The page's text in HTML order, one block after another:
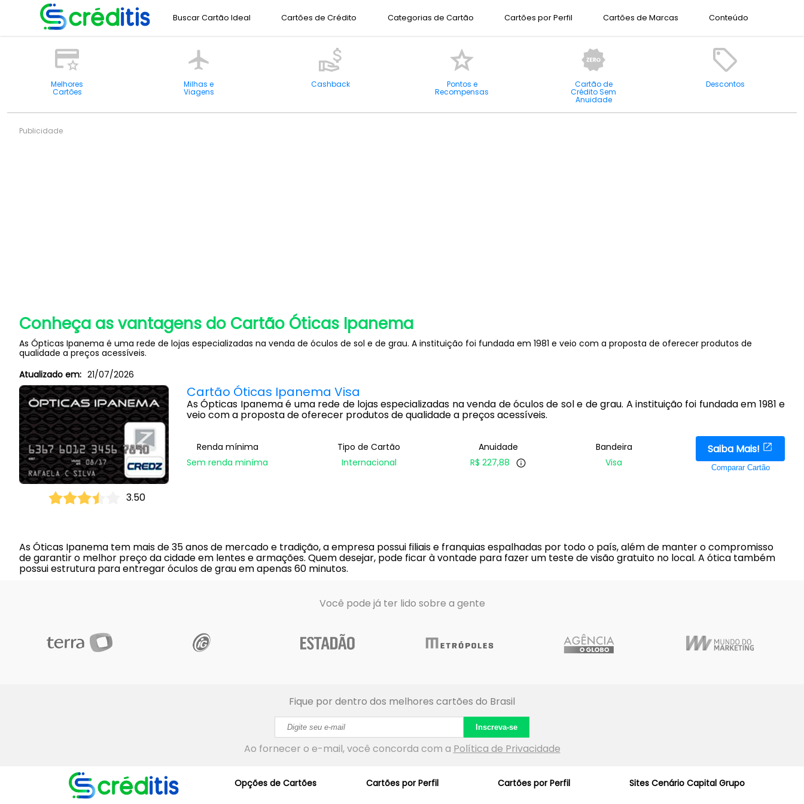
Buscar Cartão Ideal Cartões de Crédito Categorias de Cartão Cartões por Perfil Cartões de Marcas Conteúdo
Melhores
Cartões
Milhas e
Viagens
Cashback Pontos e
Recompensas
Cartão de
Crédito Sem
Anuidade
Descontos
Publicidade
Conheça as vantagens do Cartão Óticas Ipanema
As Ópticas Ipanema é uma rede de lojas especializadas na venda de óculos de sol e de grau. A instituição foi fundada em 1981 e veio com a proposta de oferecer produtos de
qualidade a preços acessíveis.
Atualizado em: 21/07/2026
3.50
Cartão Óticas Ipanema Visa
As Ópticas Ipanema é uma rede de lojas especializadas na venda de óculos de sol e de grau. A instituição foi fundada em 1981 e
veio com a proposta de oferecer produtos de qualidade a preços acessíveis.
Renda mínima
Sem renda miníma
Tipo de Cartão
Internacional
Anuidade
R$ 227,88
Bandeira
Visa
Saiba Mais!
Comparar Cartão
As Óticas Ipanema tem mais de 35 anos de mercado e tradição, a empresa possui filiais e franquias espalhadas por todo o país, além de manter o compromisso
de garantir o melhor preço da cidade em lentes e armações. Quem desejar, pode ficar à vontade para fazer um teste de visão gratuito no local. A ótica também
possui estrutura para entregar óculos de grau em apenas 60 minutos.
Você pode já ter lido sobre a gente
Fique por dentro dos melhores cartões do Brasil
Inscreva-se
Ao fornecer o e-mail, você concorda com a Política de Privacidade
Opções de Cartões Cartões por Perfil Cartões por Perfil Sites Cenário Capital Grupo